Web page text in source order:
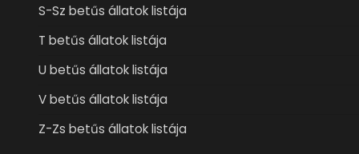
S-Sz betűs állatok listája
T betűs állatok listája
U betűs állatok listája
V betűs állatok listája
Z-Zs betűs állatok listája